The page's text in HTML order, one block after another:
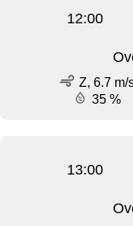
12:00
Z, 6.7 m/
35 %
13:00